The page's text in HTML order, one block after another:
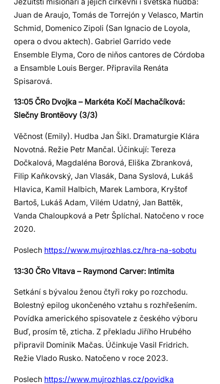
Juan de Araujo, Tomás de Torrejón y Velasco, Martin
Schmid, Domenico Zipoli (San Ignacio de Loyola,
opera o dvou aktech). Gabriel Garrido vede
Ensemble Elyma, Coro de niňos cantores de Córdoba
a Ensamble Louis Berger. Připravila Renáta
Spisarová.
13:05 ČRo Dvojka – Markéta Kočí Machačíková:
Slečny Brontëovy (3/3)
Věčnost (Emily). Hudba Jan Šikl. Dramaturgie Klára
Novotná. Režie Petr Mančal. Účinkují: Tereza
Dočkalová, Magdaléna Borová, Eliška Zbranková,
Filip Kaňkovský, Jan Vlasák, Dana Syslová, Lukáš
Hlavica, Kamil Halbich, Marek Lambora, Kryštof
Bartoš, Lukáš Adam, Vilém Udatný, Jan Battěk,
Vanda Chaloupková a Petr Šplíchal. Natočeno v roce
2020.
Poslech https://www.mujrozhlas.cz/hra-na-sobotu
13:30 ČRo Vltava – Raymond Carver: Intimita
Setkání s bývalou ženou čtyři roky po rozchodu.
Bolestný epilog ukončeného vztahu s rozhřešením.
Povídka amerického spisovatele z českého výboru
Buď, prosím tě, zticha. Z překladu Jiřího Hrubého
připravil Dominik Mačas. Účinkuje Vasil Fridrich.
Režie Vlado Rusko. Natočeno v roce 2023.
Poslech https://www.mujrozhlas.cz/povidka